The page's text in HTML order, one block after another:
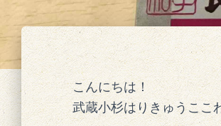
こんにちは！
武蔵小杉はりきゅうここ